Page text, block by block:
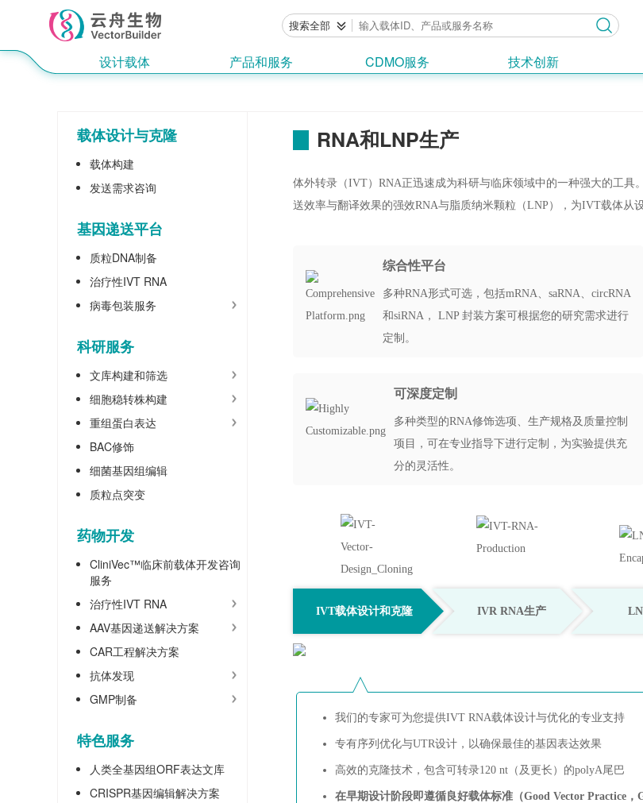
搜索全部
设计载体 产品和服务 CDMO服务 技术创新
载体设计与克隆
载体构建
发送需求咨询
基因递送平台
质粒DNA制备
治疗性IVT RNA
病毒包装服务
科研服务
文库构建和筛选
细胞稳转株构建
重组蛋白表达
BAC修饰
细菌基因组编辑
质粒点突变
药物开发
CliniVec™临床前载体开发咨询
服务
治疗性IVT RNA
AAV基因递送解决方案
CAR工程解决方案
抗体发现
GMP制备
特色服务
人类全基因组ORF表达文库
CRISPR基因编辑解决方案
RNA和LNP生产
体外转录（IVT）RNA正迅速成为科研与临床领域中的一种强大的工具
送效率与翻译效果的强效RNA与脂质纳米颗粒（LNP），为IVT载体从
综合性平台
多种RNA形式可选，包括mRNA、saRNA、circRNA
和siRNA， LNP 封装方案可根据您的研究需求进行
定制。
可深度定制
多种类型的RNA修饰选项、生产规格及质量控制
项目，可在专业指导下进行定制，为实验提供充
分的灵活性。
IVT载体设计和克隆 IVR RNA生产
我们的专家可为您提供IVT RNA载体设计与优化的专业支持
专有序列优化与UTR设计，以确保最佳的基因表达效果
高效的克隆技术，包含可转录120 nt（及更长）的polyA尾巴
在早期设计阶段即遵循良好载体标准（Good Vector Practice